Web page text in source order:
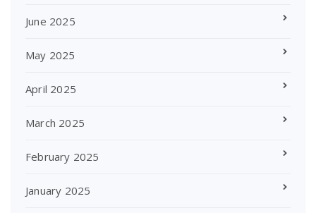
June 2025
May 2025
April 2025
March 2025
February 2025
January 2025